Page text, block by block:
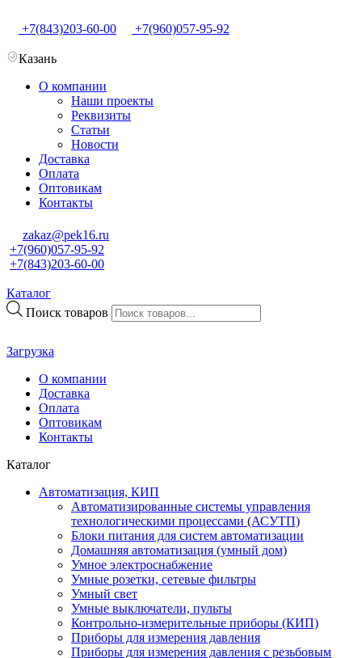
+7(843)203-60-00 +7(960)057-95-92
Казань
О компании
Наши проекты
Реквизиты
Статьи
Новости
Доставка
Оплата
Оптовикам
Контакты
zakaz@pek16.ru
+7(960)057-95-92
+7(843)203-60-00
Каталог
Поиск товаров
Загрузка
О компании
Доставка
Оплата
Оптовикам
Контакты
Каталог
Автоматизация, КИП
Автоматизированные системы управления
технологическими процессами (АСУТП)
Блоки питания для систем автоматизации
Домашняя автоматизация (умный дом)
Умное электроснабжение
Умные розетки, сетевые фильтры
Умный свет
Умные выключатели, пульты
Контрольно-измерительные приборы (КИП)
Приборы для измерения давления
Приборы для измерения давления с резьбовым